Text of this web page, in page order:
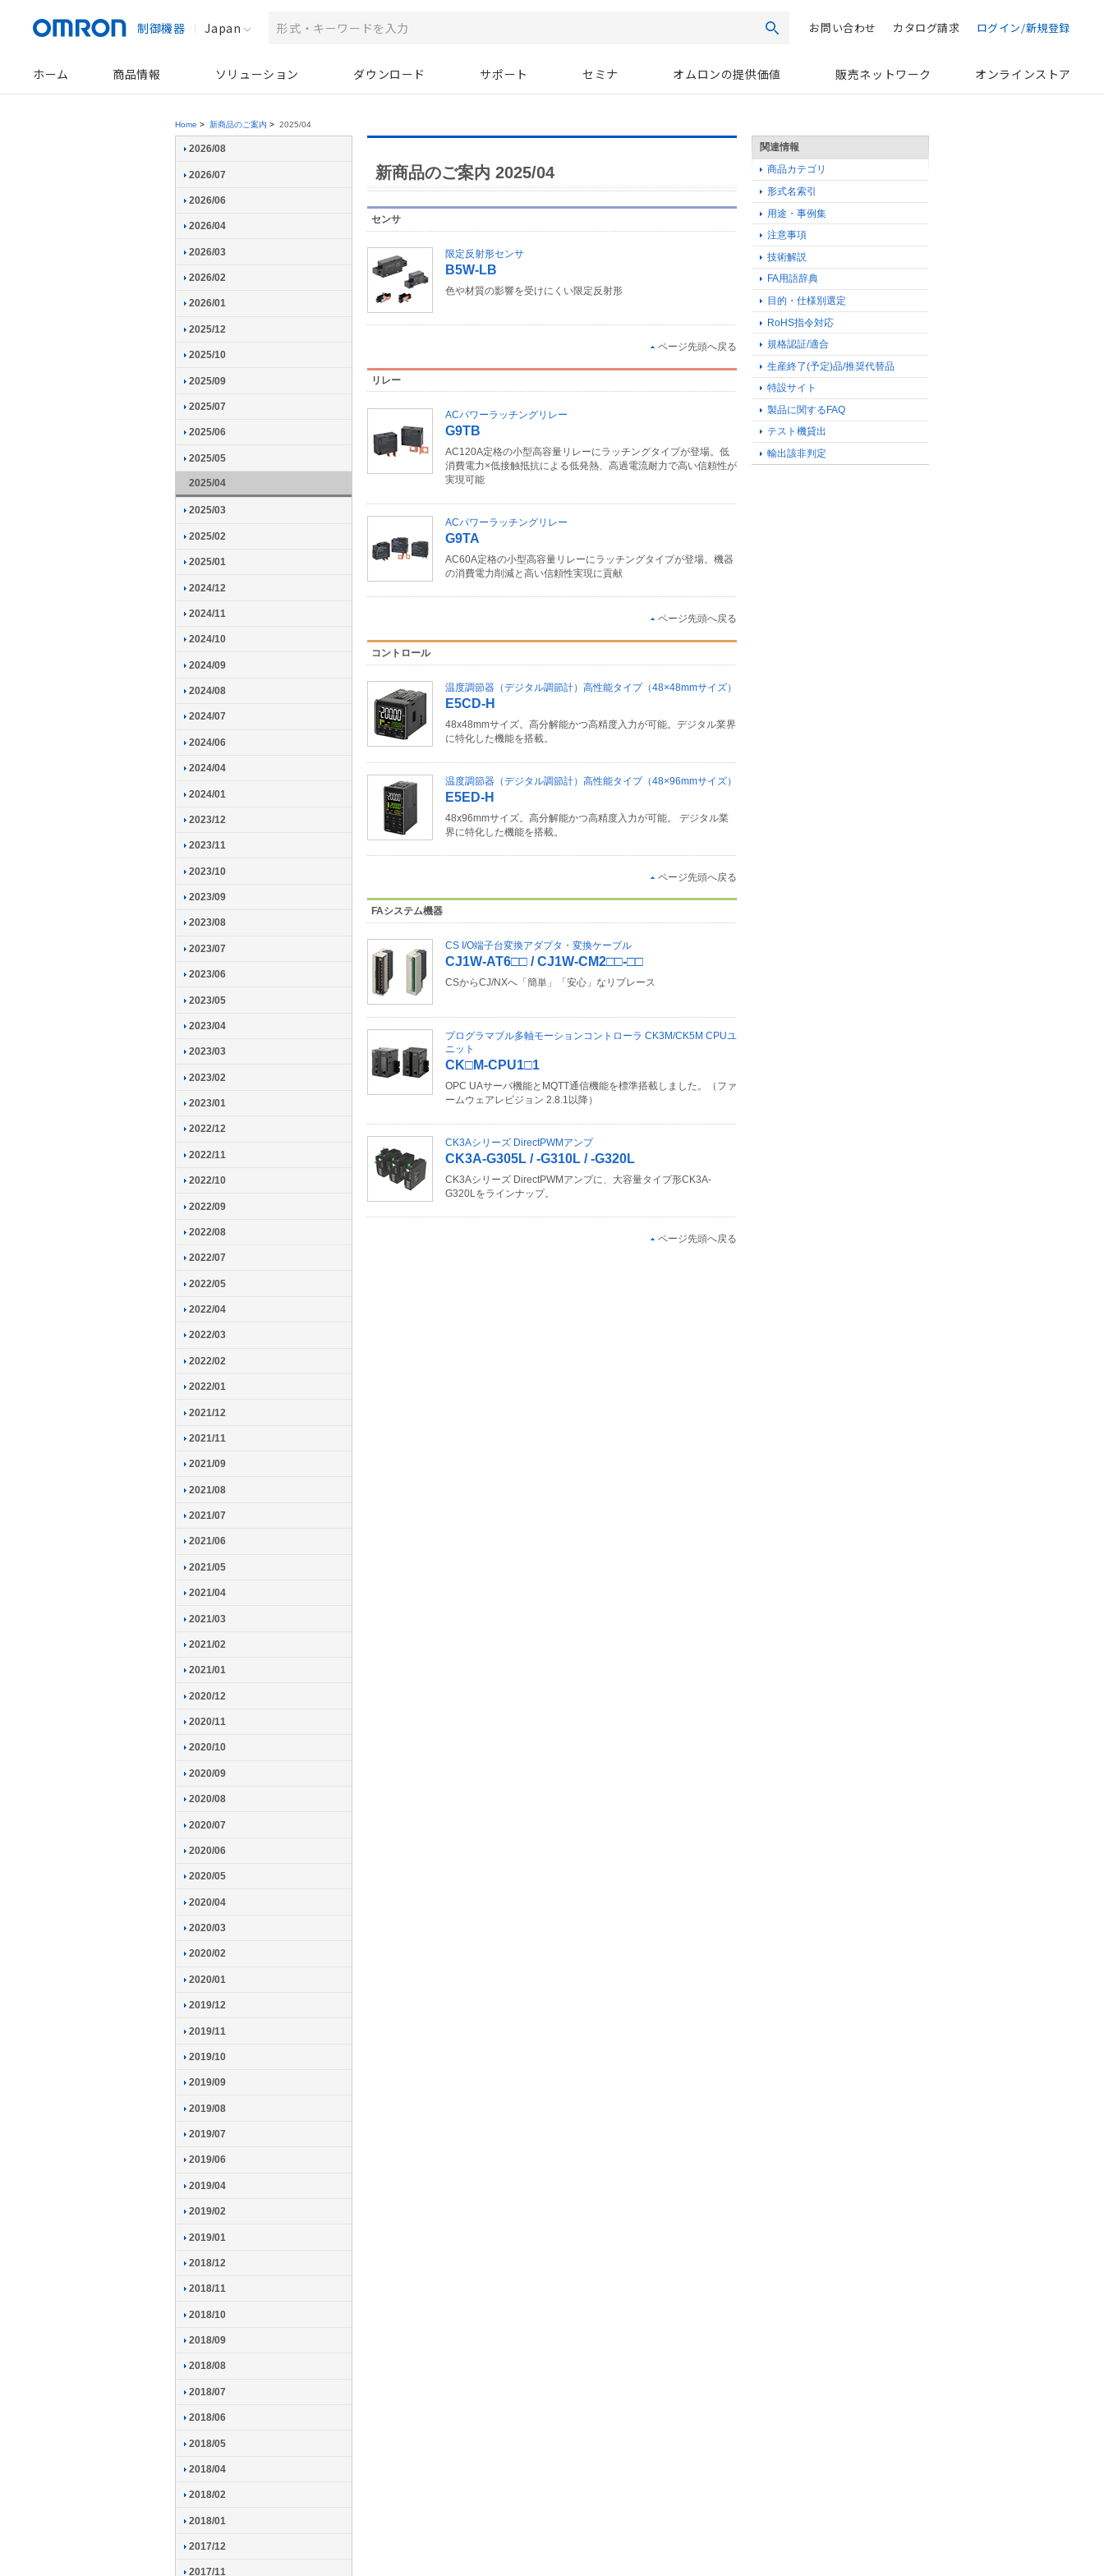
制御機器 Japan お問い合わせ カタログ請求 ログイン/新規登録
ホーム 商品情報 ソリューション ダウンロード サポート セミナ オムロンの提供価値 販売ネットワーク オンラインストア
Home > 新商品のご案内 > 2025/04
新商品のご案内 2025/04
センサ
限定反射形センサ
B5W-LB
色や材質の影響を受けにくい限定反射形
ページ先頭へ戻る
リレー
ACパワーラッチングリレー
G9TB
AC120A定格の小型高容量リレーにラッチングタイプが登場。低
消費電力×低接触抵抗による低発熱、高過電流耐力で高い信頼性が
実現可能
ACパワーラッチングリレー
G9TA
AC60A定格の小型高容量リレーにラッチングタイプが登場。機器
の消費電力削減と高い信頼性実現に貢献
ページ先頭へ戻る
コントロール
温度調節器（デジタル調節計）高性能タイプ（48×48mmサイズ）
E5CD-H
48x48mmサイズ。高分解能かつ高精度入力が可能。デジタル業界
に特化した機能を搭載。
温度調節器（デジタル調節計）高性能タイプ（48×96mmサイズ）
E5ED-H
48x96mmサイズ。高分解能かつ高精度入力が可能。 デジタル業
界に特化した機能を搭載。
ページ先頭へ戻る
FAシステム機器
CS I/O端子台変換アダプタ・変換ケーブル
CJ1W-AT6□□ / CJ1W-CM2□□-□□
CSからCJ/NXへ「簡単」「安心」なリプレース
プログラマブル多軸モーションコントローラ CK3M/CK5M CPUユ
ニット
CK□M-CPU1□1
OPC UAサーバ機能とMQTT通信機能を標準搭載しました。（ファ
ームウェアレビジョン 2.8.1以降）
CK3Aシリーズ DirectPWMアンプ
CK3A-G305L / -G310L / -G320L
CK3Aシリーズ DirectPWMアンプに、大容量タイプ形CK3A-
G320Lをラインナップ。
ページ先頭へ戻る
関連情報
商品カテゴリ
形式名索引
用途・事例集
注意事項
技術解説
FA用語辞典
目的・仕様別選定
RoHS指令対応
規格認証/適合
生産終了(予定)品/推奨代替品
特設サイト
製品に関するFAQ
テスト機貸出
輸出該非判定
2026/08
2026/07
2026/06
2026/04
2026/03
2026/02
2026/01
2025/12
2025/10
2025/09
2025/07
2025/06
2025/05
2025/04
2025/03
2025/02
2025/01
2024/12
2024/11
2024/10
2024/09
2024/08
2024/07
2024/06
2024/04
2024/01
2023/12
2023/11
2023/10
2023/09
2023/08
2023/07
2023/06
2023/05
2023/04
2023/03
2023/02
2023/01
2022/12
2022/11
2022/10
2022/09
2022/08
2022/07
2022/05
2022/04
2022/03
2022/02
2022/01
2021/12
2021/11
2021/09
2021/08
2021/07
2021/06
2021/05
2021/04
2021/03
2021/02
2021/01
2020/12
2020/11
2020/10
2020/09
2020/08
2020/07
2020/06
2020/05
2020/04
2020/03
2020/02
2020/01
2019/12
2019/11
2019/10
2019/09
2019/08
2019/07
2019/06
2019/04
2019/02
2019/01
2018/12
2018/11
2018/10
2018/09
2018/08
2018/07
2018/06
2018/05
2018/04
2018/02
2018/01
2017/12
2017/11